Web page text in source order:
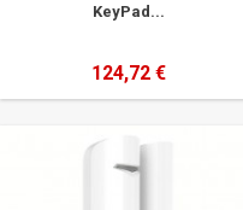
KeyPad...
124,72 €